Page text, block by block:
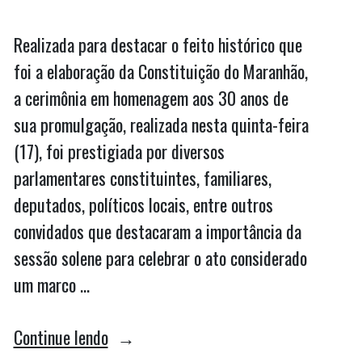
Realizada para destacar o feito histórico que
foi a elaboração da Constituição do Maranhão,
a cerimônia em homenagem aos 30 anos de
sua promulgação, realizada nesta quinta-feira
(17), foi prestigiada por diversos
parlamentares constituintes, familiares,
deputados, políticos locais, entre outros
convidados que destacaram a importância da
sessão solene para celebrar o ato considerado
um marco …
Continue lendo“Assembleia